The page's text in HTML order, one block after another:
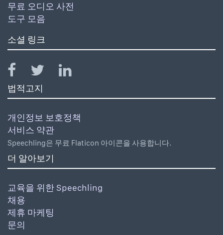
무료 오디오 사전
도구 모음
소셜 링크
법적고지
개인정보 보호정책
서비스 약관
Speechling은 무료 Flaticon 아이콘을 사용합니다.
더 알아보기
교육을 위한 Speechling
채용
제휴 마케팅
문의